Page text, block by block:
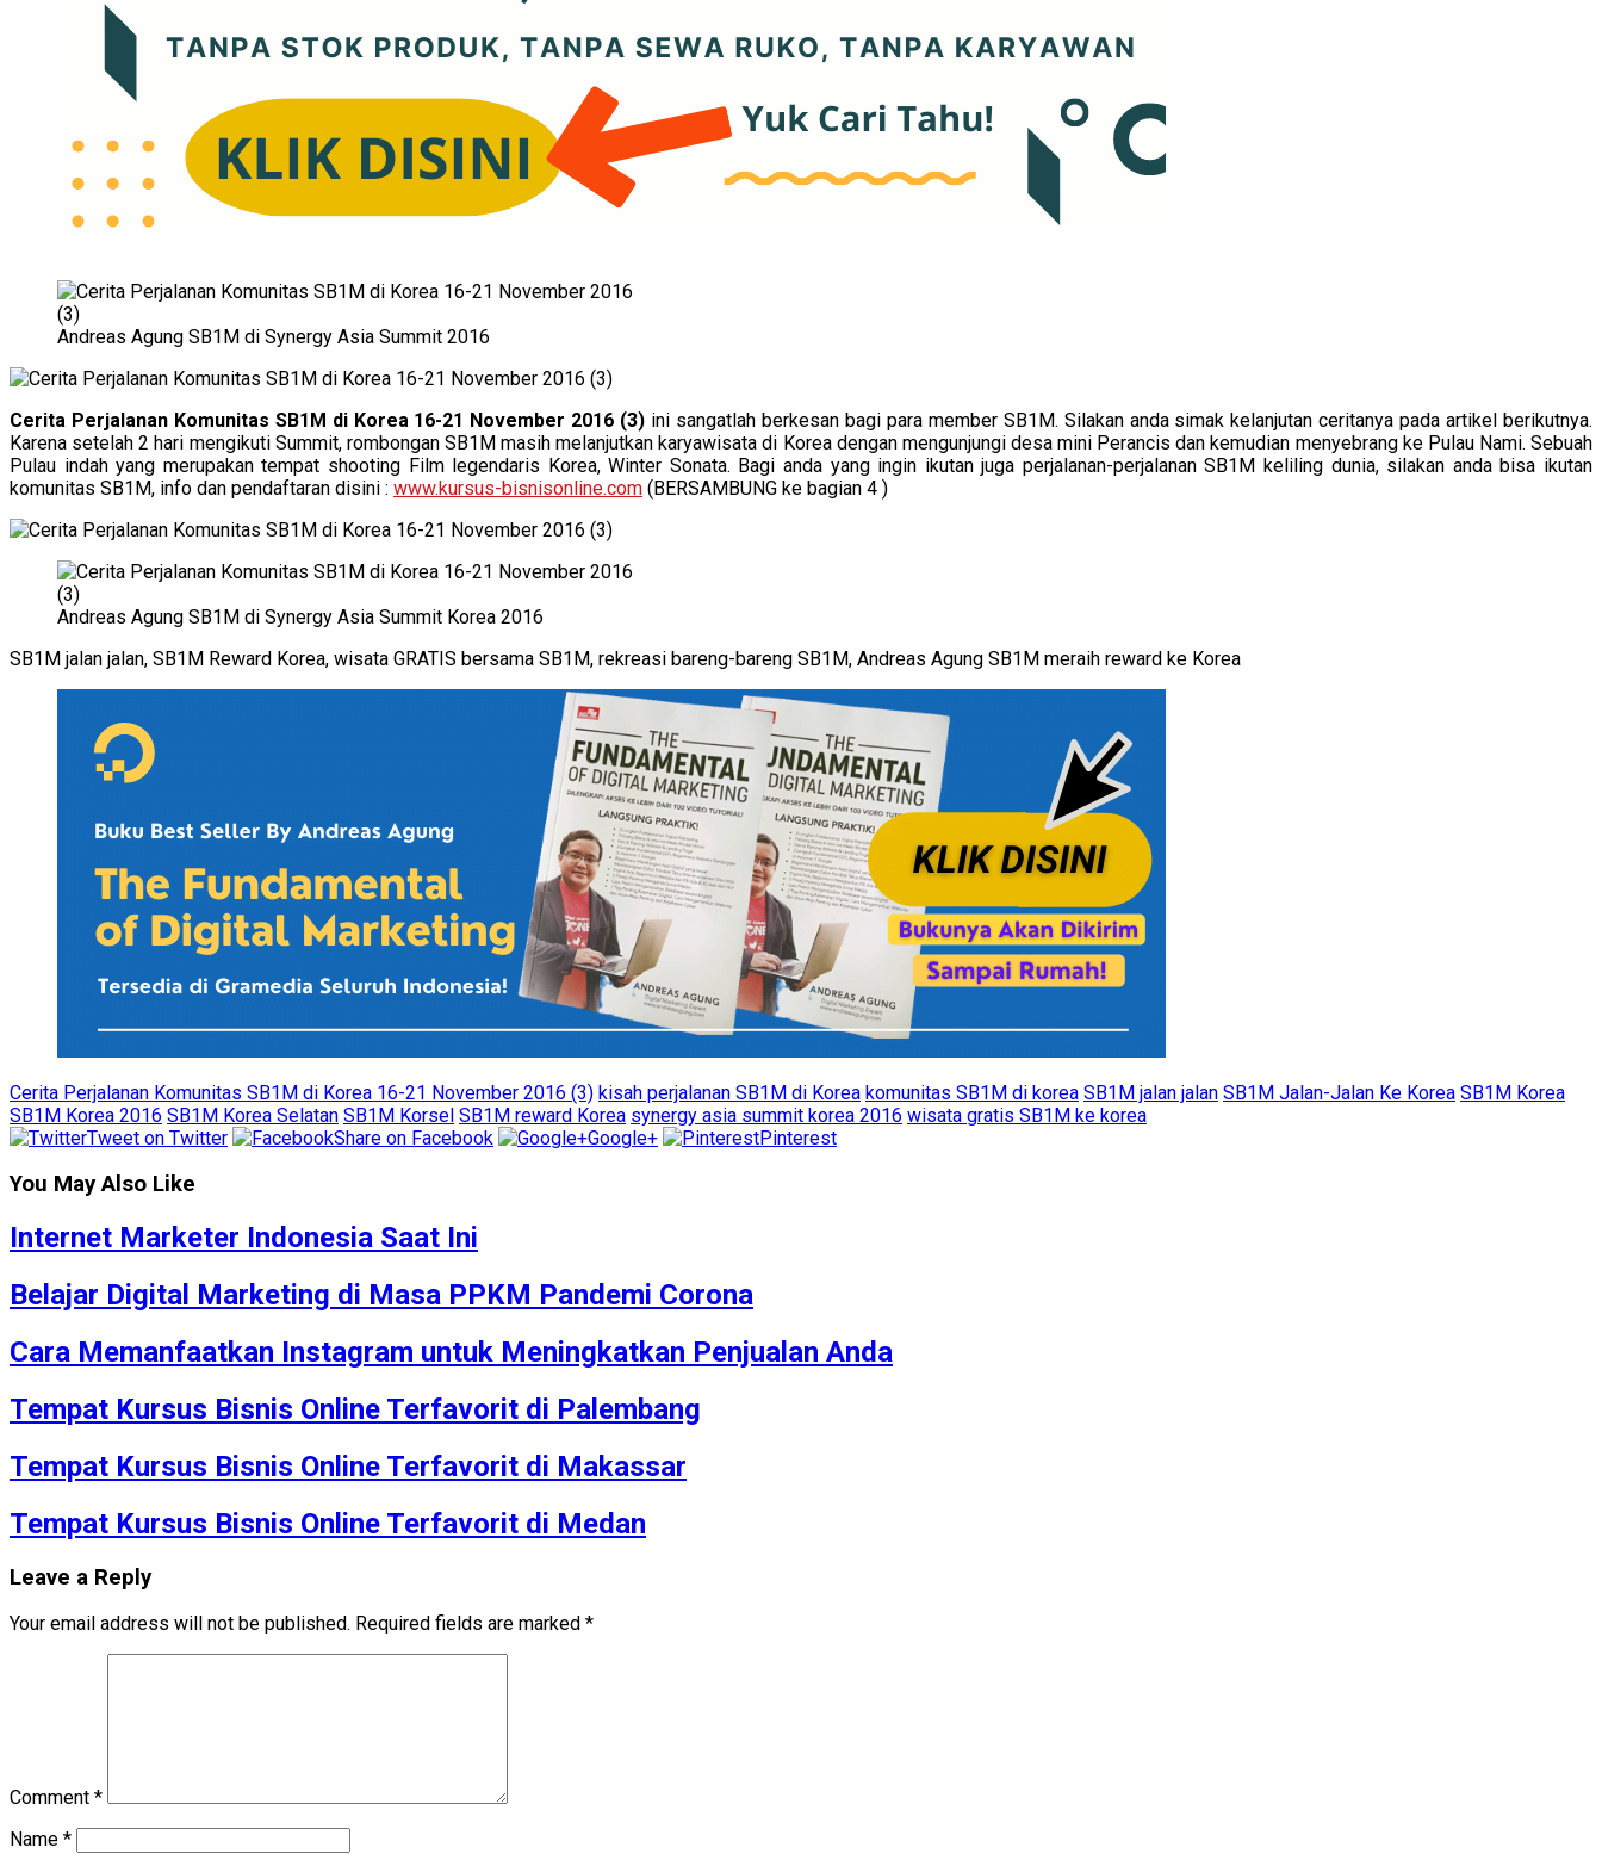
Andreas Agung SB1M di Synergy Asia Summit 2016
Cerita Perjalanan Komunitas SB1M di Korea 16-21 November 2016 (3) ini sangatlah berkesan bagi para member SB1M. Silakan anda simak kelanjutan ceritanya pada artikel berikutnya.
Karena setelah 2 hari mengikuti Summit, rombongan SB1M masih melanjutkan karyawisata di Korea dengan mengunjungi desa mini Perancis dan kemudian menyebrang ke Pulau Nami. Sebuah
Pulau indah yang merupakan tempat shooting Film legendaris Korea, Winter Sonata. Bagi anda yang ingin ikutan juga perjalanan-perjalanan SB1M keliling dunia, silakan anda bisa ikutan
komunitas SB1M, info dan pendaftaran disini : www.kursus-bisnisonline.com (BERSAMBUNG ke bagian 4 )
Andreas Agung SB1M di Synergy Asia Summit Korea 2016
SB1M jalan jalan, SB1M Reward Korea, wisata GRATIS bersama SB1M, rekreasi bareng-bareng SB1M, Andreas Agung SB1M meraih reward ke Korea
Cerita Perjalanan Komunitas SB1M di Korea 16-21 November 2016 (3) kisah perjalanan SB1M di Korea komunitas SB1M di korea SB1M jalan jalan SB1M Jalan-Jalan Ke Korea SB1M Korea
SB1M Korea 2016 SB1M Korea Selatan SB1M Korsel SB1M reward Korea synergy asia summit korea 2016 wisata gratis SB1M ke korea
Tweet on Twitter
Share on Facebook Google+ Pinterest
You May Also Like
Internet Marketer Indonesia Saat Ini
Belajar Digital Marketing di Masa PPKM Pandemi Corona
Cara Memanfaatkan Instagram untuk Meningkatkan Penjualan Anda
Tempat Kursus Bisnis Online Terfavorit di Palembang
Tempat Kursus Bisnis Online Terfavorit di Makassar
Tempat Kursus Bisnis Online Terfavorit di Medan
Leave a Reply
Your email address will not be published. Required fields are marked *
Comment *
Name *